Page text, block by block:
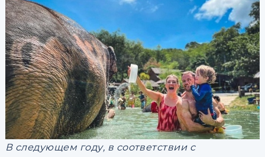
В следующем году, в соответствии с